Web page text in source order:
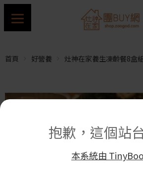
抱歉，這個站
本系統由
首頁 好營養 灶神在家養生凍齡餐8盒